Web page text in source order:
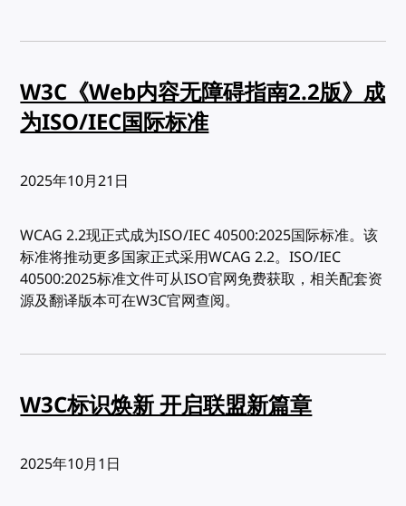
W3C《Web内容无障碍指南2.2版》成
为ISO/IEC国际标准
发布:
2025年10月21日
WCAG 2.2现正式成为ISO/IEC 40500:2025国际标准。该
标准将推动更多国家正式采用WCAG 2.2。ISO/IEC
40500:2025标准文件可从ISO官网免费获取，相关配套资
源及翻译版本可在W3C官网查阅。
W3C标识焕新 开启联盟新篇章
发布:
2025年10月1日